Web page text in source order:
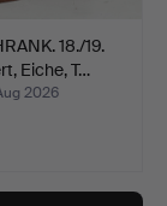
18./19.
Eiche, T…
2026